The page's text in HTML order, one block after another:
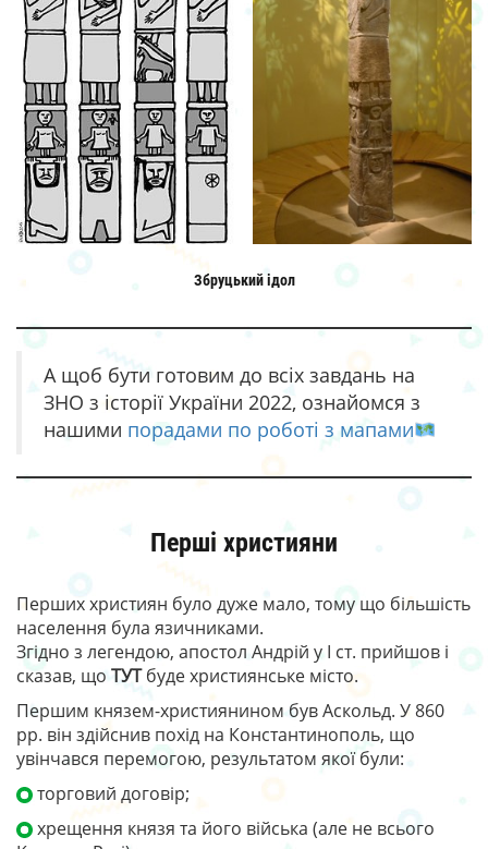
Збруцький ідол
А щоб бути готовим до всіх завдань на
ЗНО з історії України 2022, ознайомся з
нашими порадами по роботі з мапами
Перші християни
Перших християн було дуже мало, тому що більшість
населення була язичниками.
Згідно з легендою, апостол Андрій у І ст. прийшов і
сказав, що ТУТбуде християнське місто.
Першим князем-християнином був Аскольд. У 860
рр. він здійснив похід на Константинополь, що
увінчався перемогою, результатом якої були:
торговий договір;
хрещення князя та його війська (але не всього